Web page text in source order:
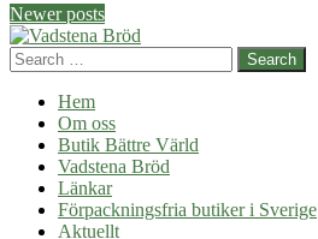
allt
Post
navigation
Newer posts
Search
Hem
Om oss
Butik Bättre Värld
Vadstena Bröd
Länkar
Förpackningsfria butiker i Sverige
Aktuellt